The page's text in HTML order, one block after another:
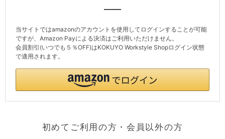
初めてご利用の方・会員以外の方